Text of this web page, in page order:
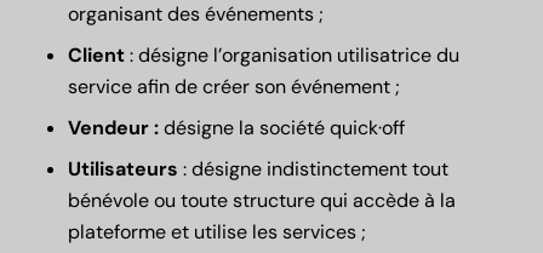
organisant des événements ;
Client: désigne l’organisation utilisatrice du
service afin de créer son événement ;
Vendeur :désigne la société quick·off
Utilisateurs : désigne indistinctement tout
bénévole ou toute structure qui accède à la
plateforme et utilise les services ;